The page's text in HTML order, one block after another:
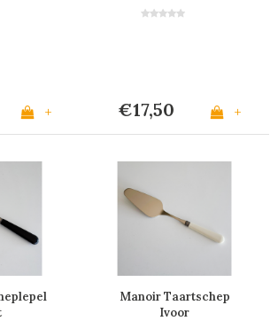
+ €17,50 +
Manoir Taartschep
Ivoor